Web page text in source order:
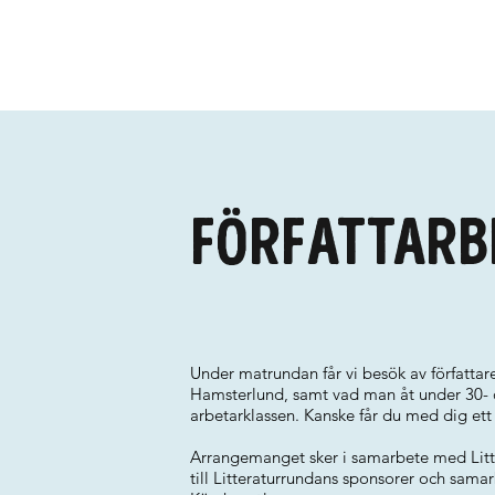
Under matrundan får vi besök av
Hamsterlund, samt vad man åt under
arbetarklassen. Kanske får du med dig
Arrangemanget sker i samarbete med
till Litteraturrundans sponsorer och